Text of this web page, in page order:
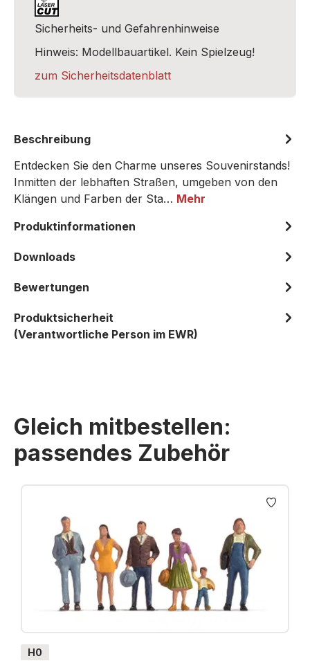
Sicherheits- und Gefahrenhinweise
Hinweis: Modellbauartikel. Kein Spielzeug!
zum Sicherheitsdatenblatt
Beschreibung
Entdecken Sie den Charme unseres Souvenirstands!
Inmitten der lebhaften Straßen, umgeben von den
Klängen und Farben der Sta… Mehr
Produktinformationen
Downloads
Bewertungen
Produktsicherheit
(Verantwortliche Person im EWR)
Gleich mitbestellen:
passendes Zubehör
Produktgalerie überspringen
H0